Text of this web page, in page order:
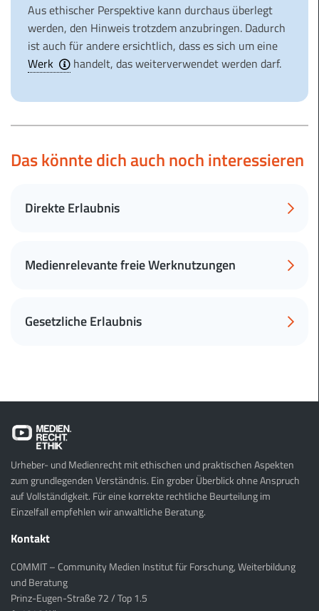
Aus ethischer Perspektive kann durchaus überlegt
werden, den Hinweis trotzdem anzubringen. Dadurch
ist auch für andere ersichtlich, dass es sich um eine
Werk
handelt, das weiterverwendet werden darf.
Das könnte dich auch noch interessieren
Direkte Erlaubnis
Medienrelevante freie Werknutzungen
Gesetzliche Erlaubnis
Urheber- und Medienrecht mit ethischen und praktischen Aspekten
zum grundlegenden Verständnis. Ein grober Überblick ohne Anspruch
auf Vollständigkeit. Für eine korrekte rechtliche Beurteilung im
Einzelfall empfehlen wir anwaltliche Beratung.
Kontakt
COMMIT – Community Medien Institut für Forschung, Weiterbildung
und Beratung
Prinz-Eugen-Straße 72 / Top 1.5